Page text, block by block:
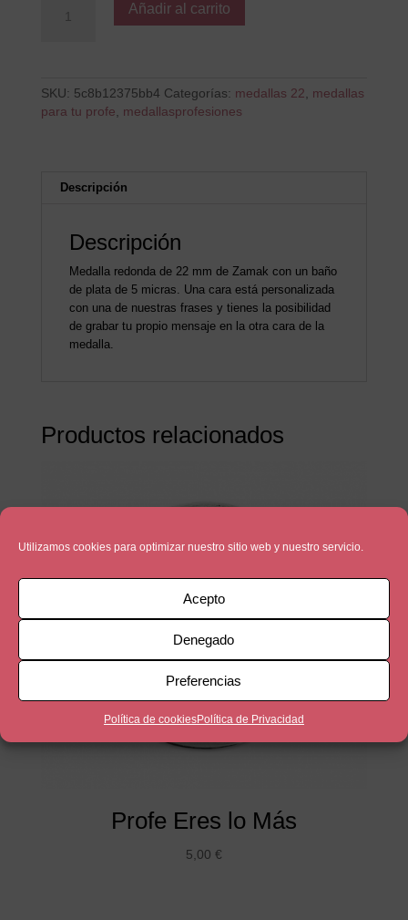
Utilizamos cookies para optimizar nuestro sitio web y nuestro servicio.
Acepto
Denegado
Preferencias
Política de cookiesPolítica de Privacidad
Añadir al carrito
SKU: 5c8b12375bb4 Categorías: medallas 22, medallas
para tu profe, medallasprofesiones
Descripción
Descripción
Medalla redonda de 22 mm de Zamak con un baño
de plata de 5 micras. Una cara está personalizada
con una de nuestras frases y tienes la posibilidad
de grabar tu propio mensaje en la otra cara de la
medalla.
Productos relacionados
Profe Eres lo Más
5,00 €